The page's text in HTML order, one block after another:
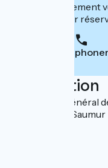
Cet établissement
leur site pour
Téléphoner
Localisation
1 Avenue du Général
Gaulle 49400 Saumur